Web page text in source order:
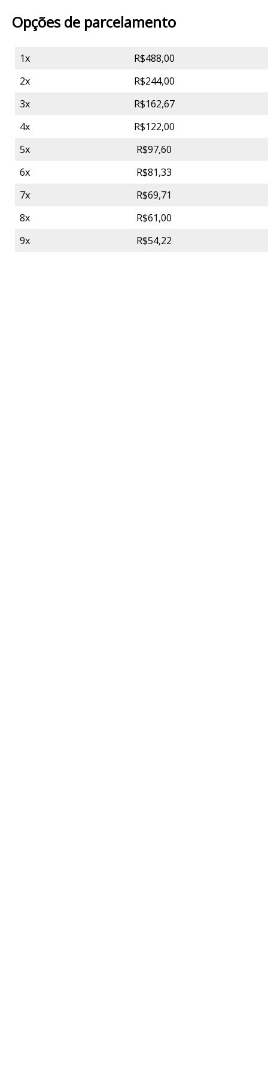
Opções de parcelamento
1x
R$488,00
2x
R$244,00
3x
R$162,67
4x
R$122,00
5x
R$97,60
6x
R$81,33
7x
R$69,71
8x
R$61,00
9x
R$54,22